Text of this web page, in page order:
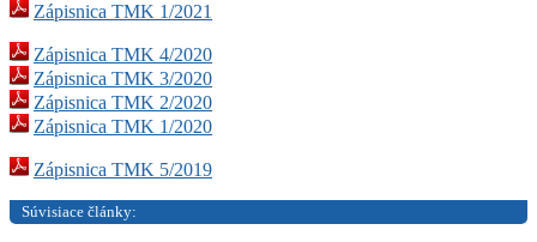
Zápisnica TMK 1/2021
Zápisnica TMK 4/2020
Zápisnica TMK 3/2020
Zápisnica TMK 2/2020
Zápisnica TMK 1/2020
Zápisnica TMK 5/2019
Súvisiace články: